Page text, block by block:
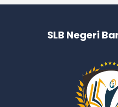
SLB Negeri